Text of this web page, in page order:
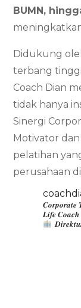
BUMN,
Didukung
terbang
Coach Dian
tidak hanya
Sinergi
Motivator
pelatihan
perusahaan
𝑪𝒐𝒓𝒑𝒐𝒓𝒂𝒕𝒆
𝑳𝒊𝒇𝒆 𝑪𝒐𝒂𝒄𝒉